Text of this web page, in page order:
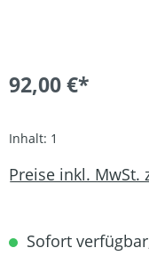
92,00 €*
Inhalt: 1
Preise inkl. MwSt.
Sofort